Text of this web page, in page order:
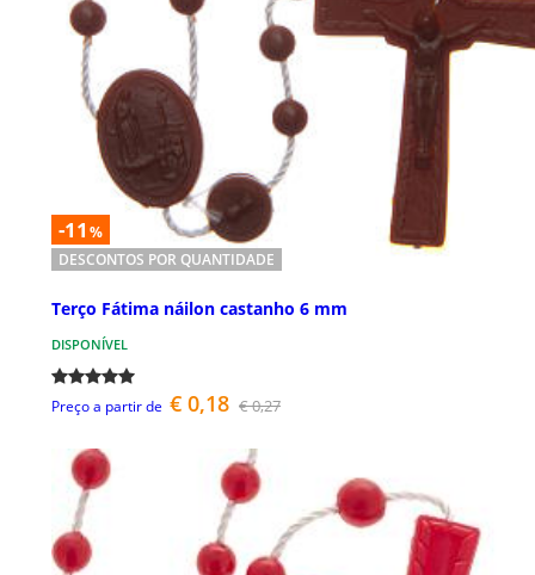
-11 %
DESCONTOS POR QUANTIDADE
Terço Fátima náilon castanho 6 mm
DISPONÍVEL
Preço a partir de € 0,18 € 0,27